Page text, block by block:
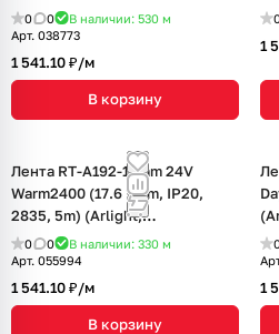
высок.эфф.150 лм/Вт)
0 0 В наличии: 530 м
Арт. 038773
1 541.10 ₽/м
В корзину
1
Лента RT-A192-10mm 24V
Warm2400 (17.6 W/m, IP20,
2835, 5m) (Arlight,
высок.эфф.150 лм/Вт)
0 0 В наличии: 330 м
Арт. 055994
1 541.10 ₽/м
В корзину
1